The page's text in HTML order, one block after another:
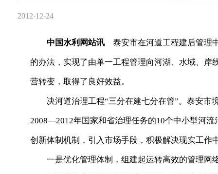
2012-12-24
中国水利网站讯 泰安市在河道工程建后管理
的办法，实现了由单一工程管理向河湖、水域、
营转变，取得了良好效益。
决河道治理工程“三分在建七分在管”。泰安市
2008—2012年国家和省治理任务的10个中小型河
创新体制机制，引入市场手段，积极解决现实工作
一是优化管理体制，组建起运转高效的管理网